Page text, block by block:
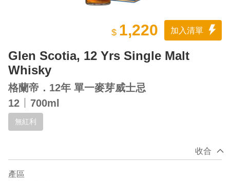
$ 1,220 加入清單
Glen Scotia, 12 Yrs Single Malt
Whisky
格蘭帝．12年 單一麥芽威士忌
12
700ml
無紅利
收合
產區